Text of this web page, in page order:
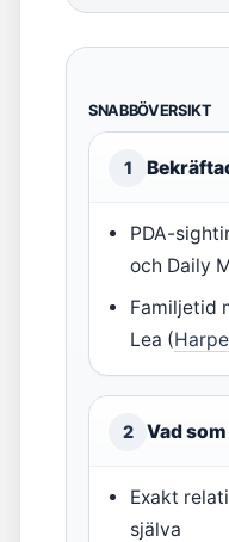
SNABBÖVERSIKT
1
PDA-
och Daily
Familjetid
Lea (
2 Vad
Exakt
själva